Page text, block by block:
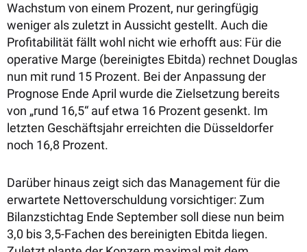
Wachstum von einem Prozent, nur geringfügig
weniger als zuletzt in Aussicht gestellt. Auch die
Profitabilität fällt wohl nicht wie erhofft aus: Für die
operative Marge (bereinigtes Ebitda) rechnet Douglas
nun mit rund 15 Prozent. Bei der Anpassung der
Prognose Ende April wurde die Zielsetzung bereits
von „rund 16,5“ auf etwa 16 Prozent gesenkt. Im
letzten Geschäftsjahr erreichten die Düsseldorfer
noch 16,8 Prozent.
Darüber hinaus zeigt sich das Management für die
erwartete Nettoverschuldung vorsichtiger: Zum
Bilanzstichtag Ende September soll diese nun beim
3,0 bis 3,5-Fachen des bereinigten Ebitda liegen.